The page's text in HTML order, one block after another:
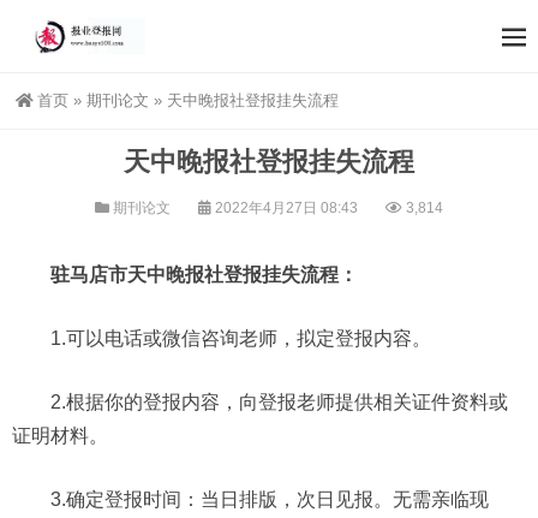
首页 » 期刊论文 » 天中晚报社登报挂失流程
天中晚报社登报挂失流程
期刊论文 2022年4月27日 08:43 3,814
驻马店市天中晚报社登报挂失流程：
1.可以电话或微信咨询老师，拟定登报内容。
2.根据你的登报内容，向登报老师提供相关证件资料或
证明材料。
3.确定登报时间：当日排版，次日见报。无需亲临现